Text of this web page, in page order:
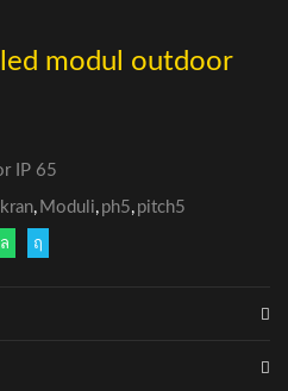
modul outdoor
IP 65
, Moduli, ph5, pitch5